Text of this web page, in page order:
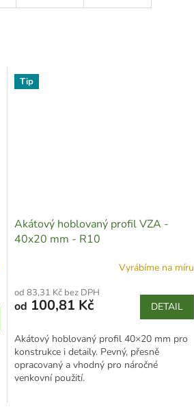
Tip
Akátový hoblovaný profil VZA -
40x20 mm - R10
Vyrábíme na míru
od 83,31 Kč bez DPH
od 100,81 Kč DETAIL
Akátový hoblovaný profil 40×20 mm pro
konstrukce i detaily. Pevný, přesně
opracovaný a vhodný pro náročné
venkovní použití.